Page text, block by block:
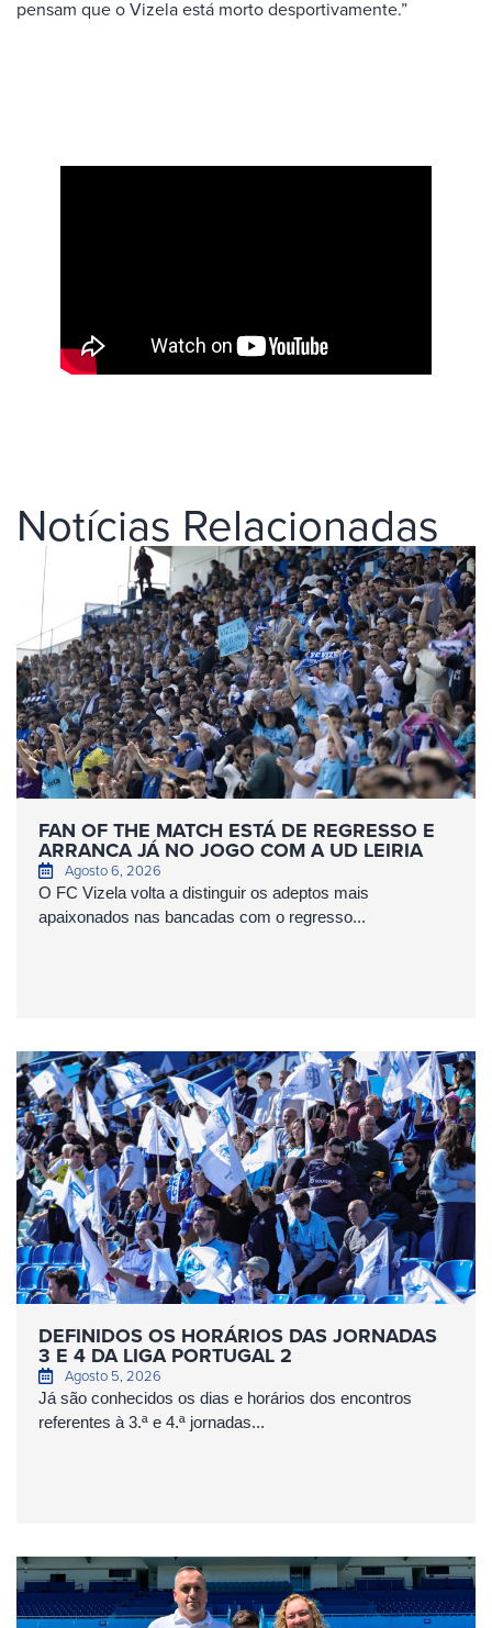
pensam que o Vizela está morto desportivamente.”
Notícias Relacionadas
FAN OF THE MATCH ESTÁ DE REGRESSO E
ARRANCA JÁ NO JOGO COM A UD LEIRIA
Agosto 6, 2026
O FC Vizela volta a distinguir os adeptos mais
apaixonados nas bancadas com o regresso...
DEFINIDOS OS HORÁRIOS DAS JORNADAS
3 E 4 DA LIGA PORTUGAL 2
Agosto 5, 2026
Já são conhecidos os dias e horários dos encontros
referentes à 3.ª e 4.ª jornadas...